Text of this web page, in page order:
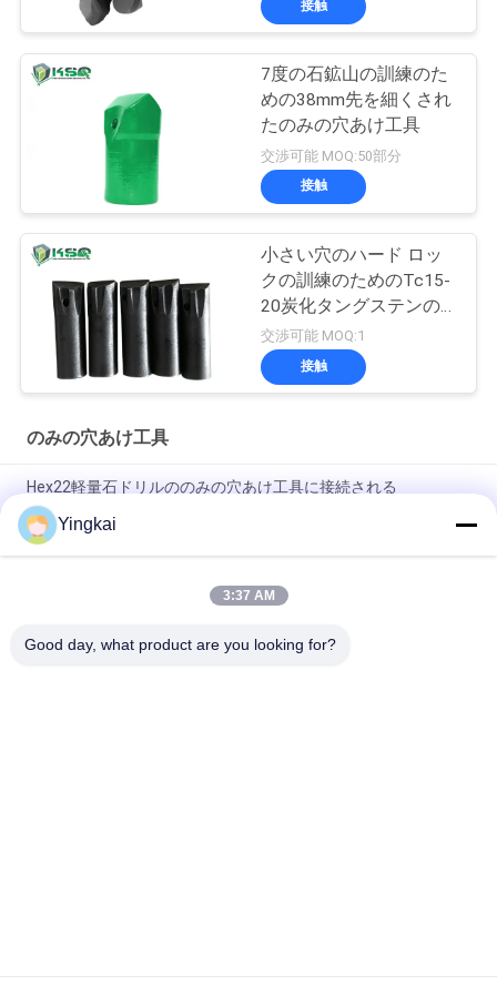
接触
7度の石鉱山の訓練のた
めの38mm先を細くされ
たのみの穴あけ工具
交渉可能 MOQ:50部分
接触
小さい穴のハード ロッ
クの訓練のためのTc15-
20炭化タングステンの
のみの穴あけ工具
交渉可能 MOQ:1
接触
のみの穴あけ工具
Hex22軽量石ドリルののみの穴あけ工具に接続される
青い炭化タングステン平らなChipwaysはのみの穴あけ工具の先
を細くした
7°石の訓練用具の炭化タングステンの高い耐久性はのみの穴あ
Yingkai
3:37 AM
Good day, what product are you looking for?